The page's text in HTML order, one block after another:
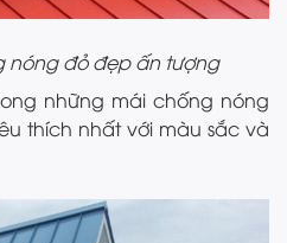
nóng đỏ đẹp ấn tượng
những mái chống nóng
thích nhất với màu sắc và